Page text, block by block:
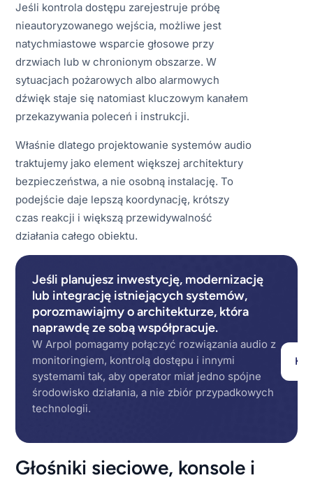
Jeśli kontrola dostępu zarejestruje próbę
nieautoryzowanego wejścia, możliwe jest
natychmiastowe wsparcie głosowe przy
drzwiach lub w chronionym obszarze. W
sytuacjach pożarowych albo alarmowych
dźwięk staje się natomiast kluczowym kanałem
przekazywania poleceń i instrukcji.
Właśnie dlatego projektowanie systemów audio
traktujemy jako element większej architektury
bezpieczeństwa, a nie osobną instalację. To
podejście daje lepszą koordynację, krótszy
czas reakcji i większą przewidywalność
działania całego obiektu.
Jeśli planujesz inwestycję, modernizację
lub integrację istniejących systemów,
porozmawiajmy o architekturze, która
naprawdę ze sobą współpracuje.
W Arpol pomagamy połączyć rozwiązania audio z
monitoringiem, kontrolą dostępu i innymi
systemami tak, aby operator miał jedno spójne
środowisko działania, a nie zbiór przypadkowych
technologii.
Głośniki sieciowe, konsole i